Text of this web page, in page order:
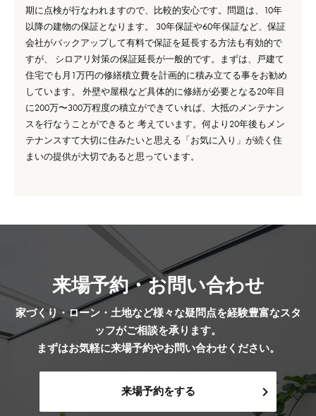
期に点検が行なわれますので、比較的安心です。問題は、10年
以降の建物の保証となります。 30年保証や60年保証など、保証
会社がバックアップして有料で保証を延長する方法も有効的で
すが、 シロアリ対策の保証延長が一般的です。まずは、戸建て
住宅でも月1万円の修繕積立費を計画的に積み立てる事をお勧め
しています。 外壁や屋根など具体的に修繕が必要となる20年目
に200万〜300万程度の積立ができていれば、大抵のメンテナン
スを行なうことができると 考えています。何より20年後もメン
テナンスすて大切に住みたいと思える「お気に入り」が続く住
まいの提供が大切であると思っています。
来場予約・お問い合わせ
家づくり・ローン・土地など様々な疑問点を経験豊富なスタ
ッフがご相談を承ります。
まずはお気軽に来場予約やお問い合わせください。
来場予約をする